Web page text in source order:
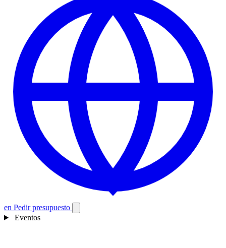
en Pedir presupuesto
Eventos